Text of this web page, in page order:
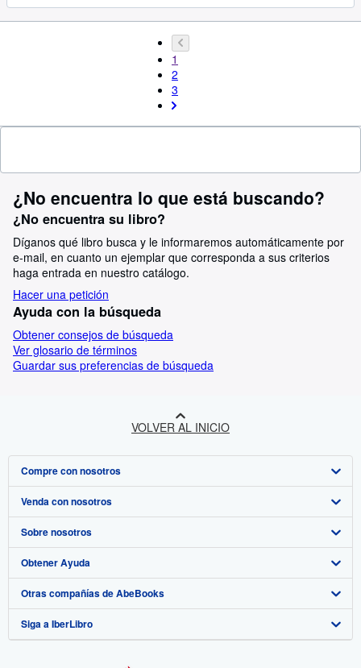
1
2
3
¿No encuentra lo que está buscando?
¿No encuentra su libro?
Díganos qué libro busca y le informaremos automáticamente por
e-mail, en cuanto un ejemplar que corresponda a sus criterios
haga entrada en nuestro catálogo.
Hacer una petición
Ayuda con la búsqueda
Obtener consejos de búsqueda
Ver glosario de términos
Guardar sus preferencias de búsqueda
VOLVER AL INICIO
Compre con nosotros
Búsqueda avanzada
Colecciones
Mi cuenta
Mis pedidos
Ver carrito
Venda con nosotros
Comenzar a vender
Únase a nuestro programa de afiliados
Recomiende un vendedor
Sobre nosotros
Sobre IberLibro
Medios
Empleo
Obtener Ayuda
Preguntas frecuentes y guías
Atención al Cliente
Otras compañías de AbeBooks
AbeBooks.com
Siga a IberLibro